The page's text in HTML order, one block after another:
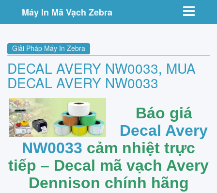
Toggle
Máy In Mã Vạch Zebra
Giải Pháp Máy In Zebra
DECAL AVERY NW0033, MUA
DECAL AVERY NW0033
Báo giá
Decal Avery
NW0033 cảm nhiệt trực
tiếp – Decal mã vạch Avery
Dennison chính hãng